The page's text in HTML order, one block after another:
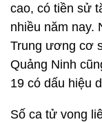
cao, có tiền sử
nhiều năm nay.
Trung ương cơ
Quảng Ninh
19 có dấu hiệu
Số ca tử vong